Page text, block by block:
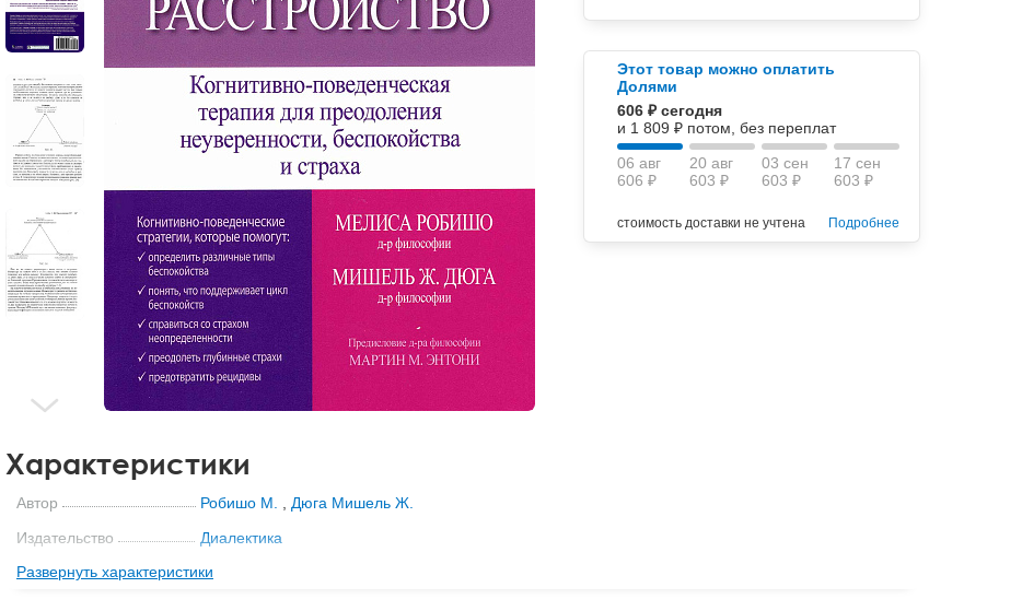
Этот товар можно оплатить
Долями
606 ₽ сегодня
и 1 809 ₽ потом, без переплат
06 авг
606 ₽
20 авг
603 ₽
03 сен
603 ₽
17 сен
603 ₽
стоимость доставки не учтена Подробнее
Характеристики
Автор Робишо М.
Дюга Мишель Ж.
Издательство
Диалектика
Формат книги
165x235x12 мм
Развернуть характеристики